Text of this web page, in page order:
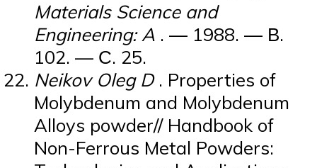
Materials Science and
Engineering: A . — 1988. — В.
102. — С. 25.
Neikov Oleg D. Properties of
Molybdenum and Molybdenum
Alloys powder// Handbook of
Non-Ferrous Metal Powders: